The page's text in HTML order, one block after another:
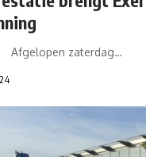
zaterdag…